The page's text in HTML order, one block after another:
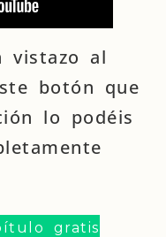
vistazo al
botón que
lo podéis
gratis